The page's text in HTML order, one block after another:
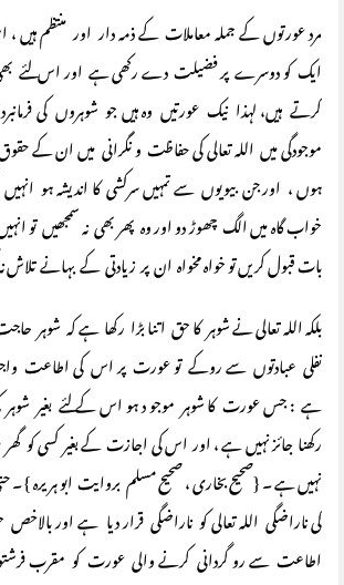
مرد عورتوں کے جملہ معاملات کے ذمہ دار اور منتظم ہیں
ایک کو دوسرے پر فضیلت دے رکھی ہے اور اس لئے
کرتے ہیں، لہذا نیک عورتیں وہ ہیں جو شوہروں کی
موجودگی میں اللہ تعالی کی حفاظت و نگرانی میں ان کے
ہوں ، اور جن بیویوں سے تمہیں سرکشی کا اندیشہ ہو انہیں
خواب گاہ میں الگ چھوڑ دو اور وہ پھر بھی نہ سمجھیں تو
بات قبول کریں تو خواہ مخواہ ان پر زیادتی کے بہانے تلاش
بلکہ اللہ تعالی نے شوہر کا حق اتنا بڑا رکھا ہے کہ شوہر
نفلی عبادتوں سے روکے تو عورت پر اس کی اطاعت
ہے : جس عورت کا شوہر موجو د ہو اس کے لئے بغیر
رکھنا جائز نہیں ہے ، اور اس کی اجازت کے بغیر کسی کو
نہیں ہے ۔ {صحیح بخاری ، صحیح مسلم بروایت ابو
کی ناراضگی اللہ تعالی کو ناراضگی قرار دیا ہے اور
اطاعت سے رو گردانی کرنے والی عورت کو مقرب